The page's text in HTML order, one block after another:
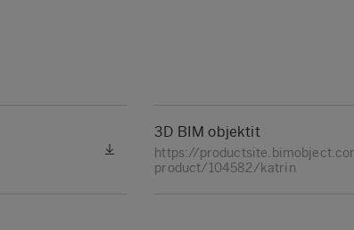
3D BIM objektit
https://
product/104582/katrin